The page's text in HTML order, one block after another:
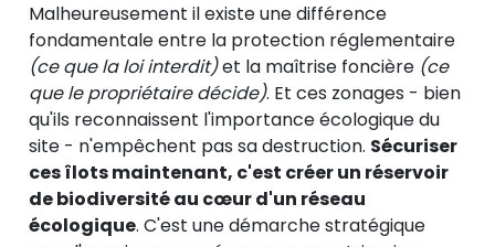
Malheureusement il existe une différence
fondamentale entre la protection réglementaire
(ce que la loi interdit)et la maîtrise foncière (ce
que le propriétaire décide). Et ces zonages - bien
qu'ils reconnaissent l'importance écologique du
site - n'empêchent pas sa destruction. Sécuriser
ces îlots maintenant, c'est créer un réservoir
de biodiversité au cœur d'un réseau
écologique. C'est une démarche stratégique